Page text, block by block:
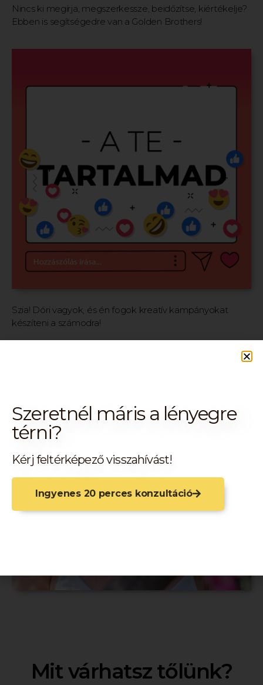
Nincs ki megírja, megszerkessze, beidőzítse, kiértékelje?
Ebben is segítségedre van a Golden Brothers!
Szia! Dóri vagyok, és én fogok kreatív kampányokat
készíteni a számodra!
Mit várhatsz tőlünk?
Szeretnél máris a lényegre
térni?
Kérj feltérképező visszahívást!
Ingyenes 20 perces konzultáció